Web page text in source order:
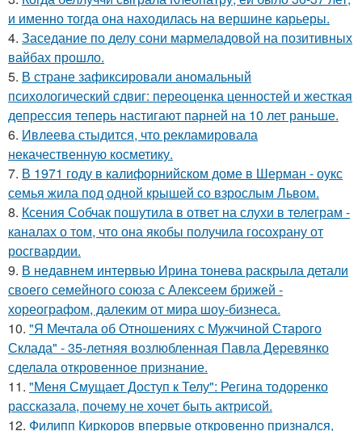
и именно тогда она находилась на вершине карьеры.
4. Заседание по делу сони мармеладовой на позитивных
вайбах прошло.
5. В стране зафиксировали аномальный
психологический сдвиг: переоценка ценностей и жесткая
депрессия теперь настигают парней на 10 лет раньше.
6. Ивлеева стыдится, что рекламировала
некачественную косметику.
7. В 1971 году в калифорнийском доме в Шерман - оукс
семья жила под одной крышей со взрослым Львом.
8. Ксения Собчак пошутила в ответ на слухи в телеграм -
каналах о том, что она якобы получила госохрану от
росгвардии.
9. В недавнем интервью Ирина тонева раскрыла детали
своего семейного союза с Алексеем брижей -
хореографом, далеким от мира шоу-бизнеса.
10. "Я Мечтала об Отношениях с Мужчиной Старого
Склада" - 35-летняя возлюбленная Павла Деревянко
сделала откровенное признание.
11. "Меня Смущает Доступ к Телу": Регина тодоренко
рассказала, почему не хочет быть актрисой.
12. Филипп Киркоров впервые откровенно признался,